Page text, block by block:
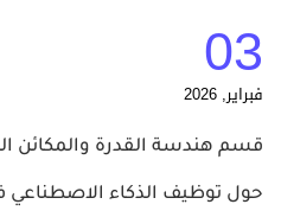
03
فبراير, 2026
قسم هندسة القدرة والمكائن
حول توظيف الذكاء الاصطناعي